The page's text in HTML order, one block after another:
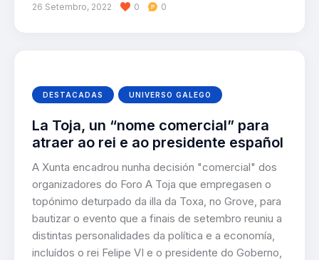
26 Setembro, 2022 0 0
DESTACADAS UNIVERSO GALEGO
La Toja, un “nome comercial” para
atraer ao rei e ao presidente español
A Xunta encadrou nunha decisión "comercial" dos
organizadores do Foro A Toja que empregasen o
topónimo deturpado da illa da Toxa, no Grove, para
bautizar o evento que a finais de setembro reuniu a
distintas personalidades da política e a economía,
incluídos o rei Felipe VI e o presidente do Goberno,